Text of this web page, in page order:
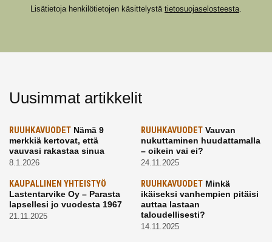
Lisätietoja henkilötietojen käsittelystä tietosuojaselosteesta.
Uusimmat artikkelit
RUUHKAVUODET Nämä 9
merkkiä kertovat, että
vauvasi rakastaa sinua
8.1.2026
RUUHKAVUODETVauvan
nukuttaminen huudattamalla
– oikein vai ei?
24.11.2025
KAUPALLINEN YHTEISTYÖ
Lastentarvike Oy – Parasta
lapsellesi jo vuodesta 1967
21.11.2025
RUUHKAVUODETMinkä
ikäiseksi vanhempien pitäisi
auttaa lastaan
taloudellisesti?
14.11.2025